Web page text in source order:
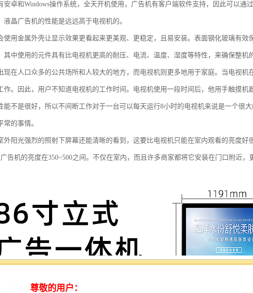
安卓和Windows操作系统，全天开机使用，广告机有客户端软件支持，因此可以通
液晶广告机的性能是远远高于电视机的。
使用金属外壳让显示效果更看起来更美观、更稳定，且易安装。表面钢化玻璃有效
其中使用的元件具有比电视机更高的耐压、电流、温度、湿度等特性，来确保整机
现在人口众多的公共场所和人较大的地方，而电视机则更多地用于家庭。当电视机
作。因此，用户不知道电视机的工作时间。电视机使用一段时间后，他用手触摸机
能不是很好，所以不间断工作对于一台可以每天运行8小时的电视机来说是一个很
常的事情。
外阳光强烈的照射下屏幕还能清晰的看到，这要比电视机只能在室内观看的亮度好
告机的亮度在350~500之间。不仅在室内，而且许多商家都将它安装在门口附近